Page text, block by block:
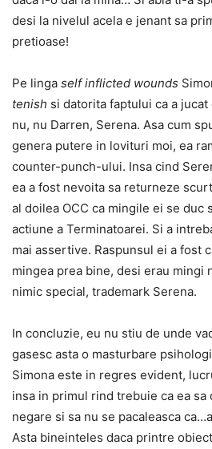
desi la nivelul acela e jenant sa
pretioase!
Pe linga self inflicted wounds
tenish si datorita faptului ca a
nu, nu Darren, Serena. Asa cum
genera putere in lovituri moi, ea
counter-punch-ului. Insa cind
ea a fost nevoita sa returneze
al doilea OCC ca mingile ei se duc
actiune a Terminatoarei. Si a
mai assertive. Raspunsul ei a fost
mingea prea bine, desi erau mingi
nimic special, trademark Serena.
In concluzie, eu nu stiu de unde
gasesc asta o masturbare
Simona este in regres evident,
insa in primul rind trebuie ca ea sa
negare si sa nu se pacaleasca
Asta bineinteles daca printre